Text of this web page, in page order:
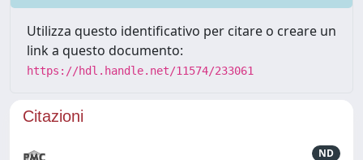
Utilizza questo identificativo per citare o creare un
link a questo documento:
https://hdl.handle.net/11574/233061
Citazioni
ND